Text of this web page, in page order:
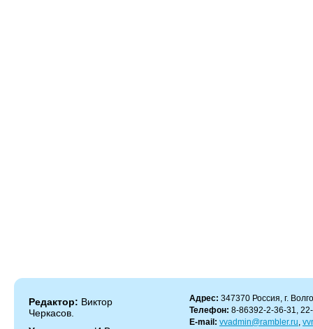
Редактор: Виктор
Черкасов.
Адрес: 347370 Россия, г.
Телефон: 8-86392-2-36-31,
E-mail: vvadmin@rambler.ru,